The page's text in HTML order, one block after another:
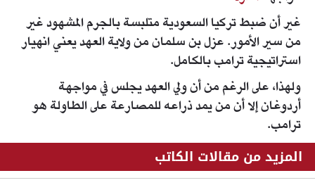
غير أن ضبط تركيا السعودية متلبسة بالجرم المشهود غير
من سير الأمور. عزل بن سلمان من ولاية العهد يعني انهيار
استراتيجية ترامب بالكامل.
ولهذا، على الرغم من أن ولي العهد يجلس في مواجهة
أردوغان إلا أن من يمد ذراعه للمصارعة على الطاولة هو
ترامب.
المزيد من مقالات الكاتب